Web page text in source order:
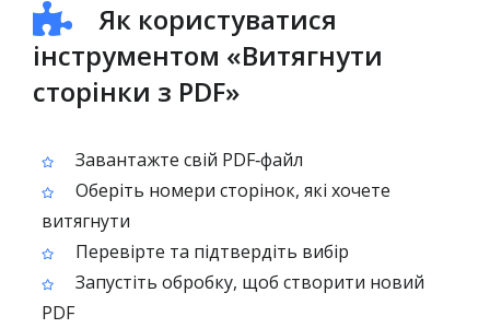
Як користуватися
інструментом «Витягнути
сторінки з PDF»
Завантажте свій PDF‑файл
Оберіть номери сторінок, які хочете
витягнути
Перевірте та підтвердіть вибір
Запустіть обробку, щоб створити новий
PDF